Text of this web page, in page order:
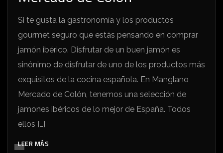
Si te gusta la gastronomía y los productos
gourmet seguro que estás pensando en comprar
jamón ibérico. Disfrutar de un buen jamón es
sinónimo de disfrutar de uno de los productos más
exquisitos de la cocina española. En Manglano
Mercado de Colón, tenemos una selección de
jamones ibéricos de lo mejor de España. Todos
ellos […]
LEER MÁS